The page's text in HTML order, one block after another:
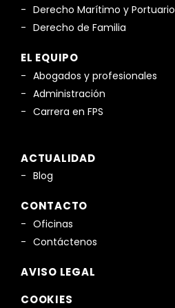
Derecho Marítimo y Portuario
Derecho de Familia
EL EQUIPO
Abogados y profesionales
Administración
Carrera en FPS
ACTUALIDAD
Blog
CONTACTO
Oficinas
Contáctenos
AVISO LEGAL
COOKIES